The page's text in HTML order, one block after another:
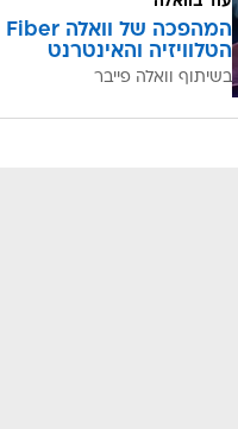
הטלוויזיה והאינטרנט
בשיתוף וואלה פייבר